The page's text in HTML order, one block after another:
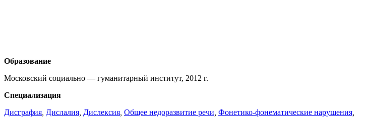
Образование
Московский социально — гуманитарный институт, 2012 г.
Специализация
Дисграфия, Дислалия, Дислексия, Общее недоразвитие речи, Фонетико-фонематические нарушения,